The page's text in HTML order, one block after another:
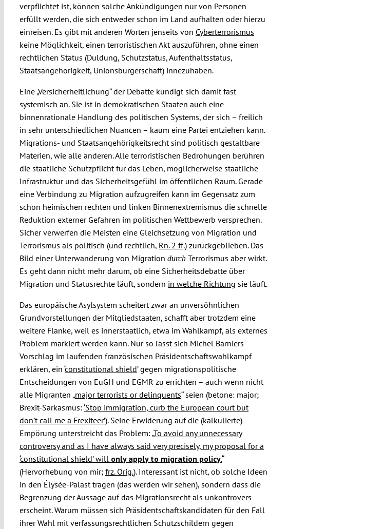
verpflichtet ist, können solche Ankündigungen nur von Personen
erfüllt werden, die sich entweder schon im Land aufhalten oder hierzu
einreisen. Es gibt mit anderen Worten jenseits von Cyberterrorismus
keine Möglichkeit, einen terroristischen Akt auszuführen, ohne einen
rechtlichen Status (Duldung, Schutzstatus, Aufenthaltsstatus,
Staatsangehörigkeit, Unionsbürgerschaft) innezuhaben.
Eine „Versicherheitlichung“ der Debatte kündigt sich damit fast
systemisch an. Sie ist in demokratischen Staaten auch eine
binnenrationale Handlung des politischen Systems, der sich – freilich
in sehr unterschiedlichen Nuancen – kaum eine Partei entziehen kann.
Migrations- und Staatsangehörigkeitsrecht sind politisch gestaltbare
Materien, wie alle anderen. Alle terroristischen Bedrohungen berühren
die staatliche Schutzpflicht für das Leben, möglicherweise staatliche
Infrastruktur und das Sicherheitsgefühl im öffentlichen Raum. Gerade
eine Verbindung zu Migration aufzugreifen kann im Gegensatz zum
schon heimischen rechten und linken Binnenextremismus die schnelle
Reduktion externer Gefahren im politischen Wettbewerb versprechen.
Sicher verwerfen die Meisten eine Gleichsetzung von Migration und
Terrorismus als politisch (und rechtlich, Rn. 2 ff.) zurückgeblieben. Das
Bild einer Unterwanderung von Migration durchTerrorismus aber wirkt.
Es geht dann nicht mehr darum, ob eine Sicherheitsdebatte über
Migration und Statusrechte läuft, sondern in welche Richtung sie läuft.
Das europäische Asylsystem scheitert zwar an unversöhnlichen
Grundvorstellungen der Mitgliedstaaten, schafft aber trotzdem eine
weitere Flanke, weil es innerstaatlich, etwa im Wahlkampf, als externes
Problem markiert werden kann. Nur so lässt sich Michel Barniers
Vorschlag im laufenden französischen Präsidentschaftswahlkampf
erklären, ein ‘constitutional shield’ gegen migrationspolitische
Entscheidungen von EuGH und EGMR zu errichten – auch wenn nicht
alle Migranten „major terrorists or delinquents“ seien (betone: major;
Brexit-Sarkasmus:‘Stop immigration, curb the European court but
don’t call me a Frexiteer’). Seine Erwiderung auf die (kalkulierte)
Empörung unterstreicht das Problem: „To avoid any unnecessary
controversy and as I have always said very precisely, my proposal for a
‘constitutional shield’ will only apply to migration policy.“
(Hervorhebung von mir; frz. Orig.). Interessant ist nicht, ob solche Ideen
in den Élysée-Palast tragen (das werden wir sehen), sondern dass die
Begrenzung der Aussage auf das Migrationsrecht als unkontrovers
erscheint. Warum müssen sich Präsidentschaftskandidaten für den Fall
ihrer Wahl mit verfassungsrechtlichen Schutzschildern gegen